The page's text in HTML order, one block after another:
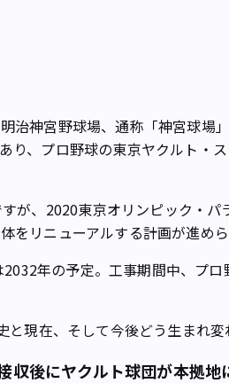
治神宮野球場、通称「神宮球場
り、プロ野球の東京ヤクルト・
が、2020東京オリンピック・
をリニューアルする計画が進めら
年の予定。工事期間中、プ
現在、そして今後どう生まれ変
収後にヤクルト球団が本拠地